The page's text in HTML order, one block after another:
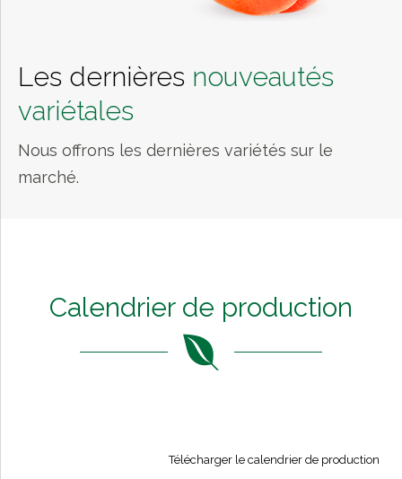
Les dernières nouveautés
variétales
Nous offrons les dernières variétés sur le
marché.
Calendrier de production
Télécharger le calendrier de production